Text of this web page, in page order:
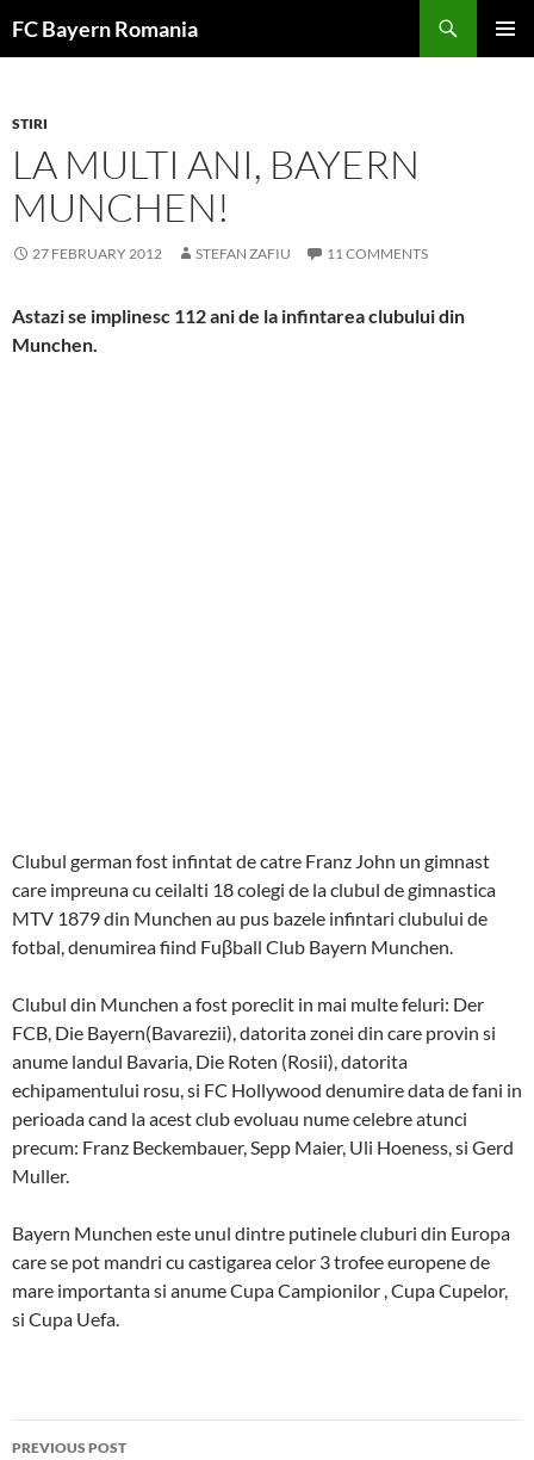
toFC Bayern Romania
STIRI
LA MULTI ANI, BAYERN
MUNCHEN!
27 FEBRUARY 2012 STEFAN ZAFIU 11 COMMENTS
Astazi se implinesc 112 ani de la infintarea clubului din
Munchen.
Clubul german fost infintat de catre Franz John un gimnast
care impreuna cu ceilalti 18 colegi de la clubul de gimnastica
MTV 1879 din Munchen au pus bazele infintari clubului de
fotbal, denumirea fiind Fuβball Club Bayern Munchen.
Clubul din Munchen a fost poreclit in mai multe feluri: Der
FCB, Die Bayern(Bavarezii), datorita zonei din care provin si
anume landul Bavaria, Die Roten (Rosii), datorita
echipamentului rosu, si FC Hollywood denumire data de fani in
perioada cand la acest club evoluau nume celebre atunci
precum: Franz Beckembauer, Sepp Maier, Uli Hoeness, si Gerd
Muller.
Bayern Munchen este unul dintre putinele cluburi din Europa
care se pot mandri cu castigarea celor 3 trofee europene de
mare importanta si anume Cupa Campionilor , Cupa Cupelor,
si Cupa Uefa.
Post
PREVIOUS POST